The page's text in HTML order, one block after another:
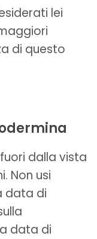
lei
di questo
dalla vista
Non usi
data di
data di